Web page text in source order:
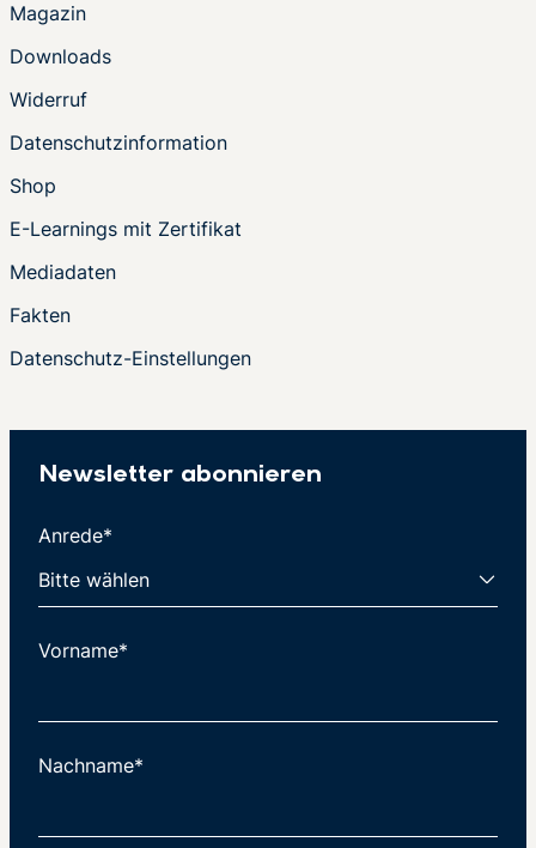
Magazin
Downloads
Widerruf
Datenschutzinformation
Shop
E-Learnings mit Zertifikat
Mediadaten
Fakten
Datenschutz-Einstellungen
Newsletter abonnieren
Anrede*
Vorname*
Nachname*